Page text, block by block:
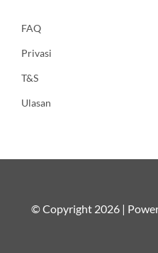
FAQ
Privasi
T&S
Ulasan
© Copyright 2026 |